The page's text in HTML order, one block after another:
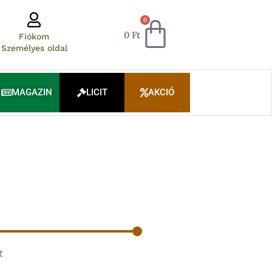
Fiókom
Személyes oldal
0 Ft
0
Kosár
MAGAZIN LICIT AKCIÓ